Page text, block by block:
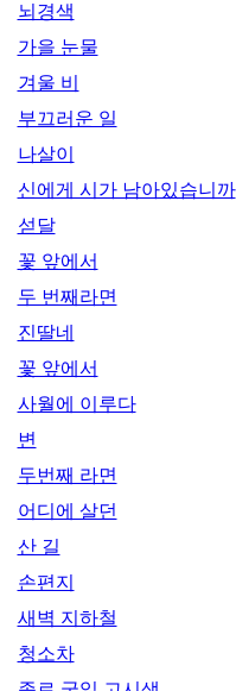
뇌경색
가을 눈물
겨울 비
부끄러운 일
나살이
신에게 시가 남아있습니까
섣달
꽃 앞에서
두 번째라면
진딸네
꽃 앞에서
사월에 이루다
변
두번째 라면
어디에 살던
산 길
손편지
새벽 지하철
청소차